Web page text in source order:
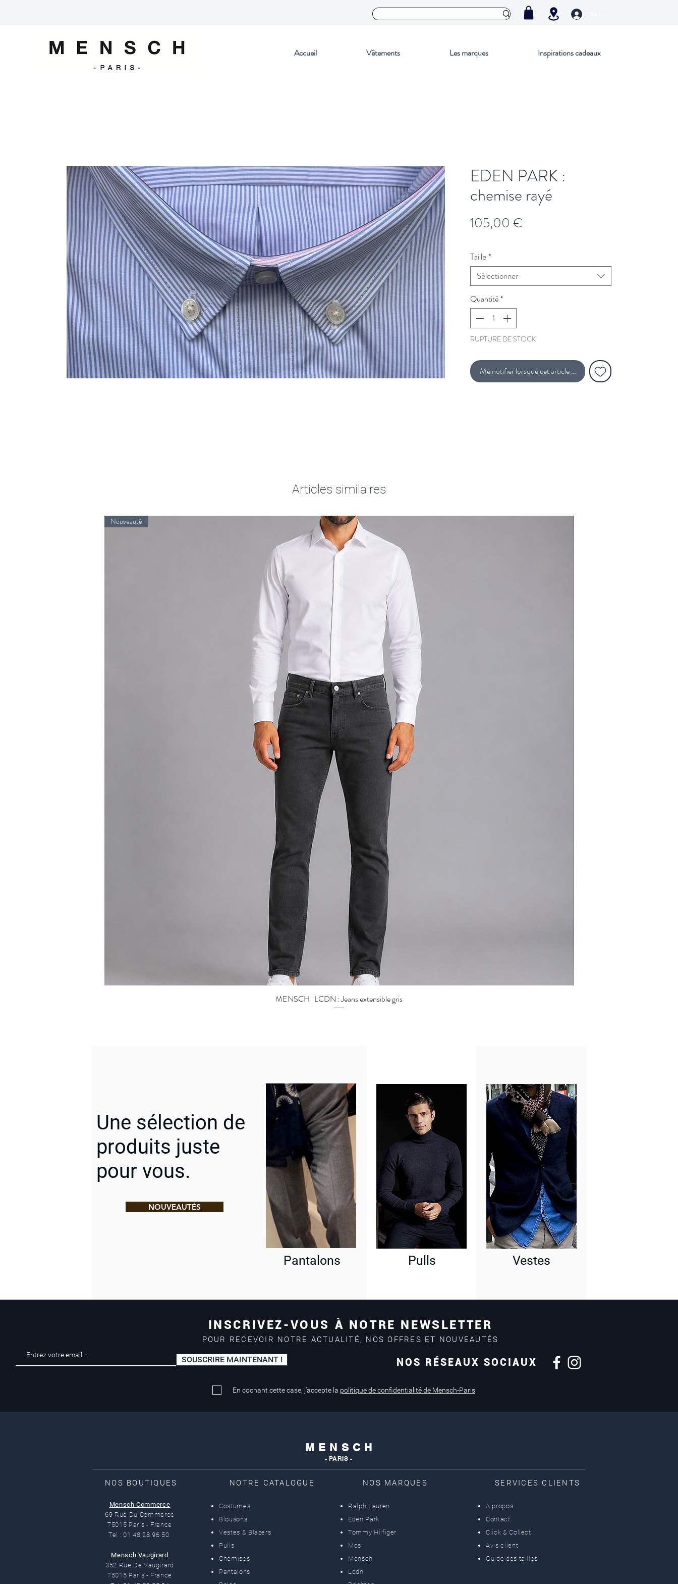
Accueil Vêtements Les marques Inspirations cadeaux
EDEN PARK :
chemise rayé
105,00 €
Taille*
Sélectionner
Quantité*
RUPTURE DE STOCK
Me notifier lorsque cet article est disponible
Articles similaires
Aperçu rapide
Nouveauté
MENSCH | LCDN : Jeans extensible gris
Une sélection de
produits juste
pour vous.
NOUVEAUTÉS
Pantalons Pulls Vestes
Mastercard, Visa
en magasin
INSCRIVEZ-VOUS À NOTRE NEWSLETTER
POUR RECEVOIR NOTRE ACTUALITÉ, NOS OFFRES ET NOUVEAUTÉS
SOUSCRIRE MAINTENANT ! NOS RÉSEAUX SOCIAUX
En cochant cette case, j'accepte la politique de confidentialité de Mensch-Paris
M E N S C H
- PARIS -
NOS BOUTIQUES
Mensch Commerce
69 Rue Du Commerce
75015 Paris - France
Tel : 01 48 28 96 50
Mensch Vaugirard
352 Rue De Vaugirard
75015 Paris - France
NOTRE CATALOGUE
Costumes
Blousons
Vestes & Blazers
Pulls
Chemises
Pantalons
NOS MARQUES
Ralph Lauren
Eden Park
Tommy Hilfiger
Mcs
Mensch
Lcdn
SERVICES CLIENTS
A propos
Contact
Click & Collect
Avis client
Guide des tailles